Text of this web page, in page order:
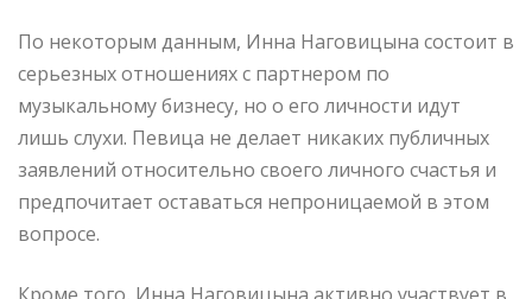
По некоторым данным, Инна Наговицына состоит в
серьезных отношениях с партнером по
музыкальному бизнесу, но о его личности идут
лишь слухи. Певица не делает никаких публичных
заявлений относительно своего личного счастья и
предпочитает оставаться непроницаемой в этом
вопросе.